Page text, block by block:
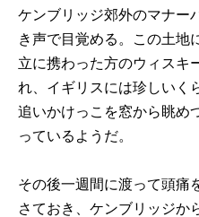
ケンブリッジ郊外のマナー
き声で目覚める。この土地
立に携わった方のウィスキ
れ、イギリスには珍しいく
追いかけっこを窓から眺め
っているようだ。
その後一週間に渡って頭痛
さておき、ケンブリッジか